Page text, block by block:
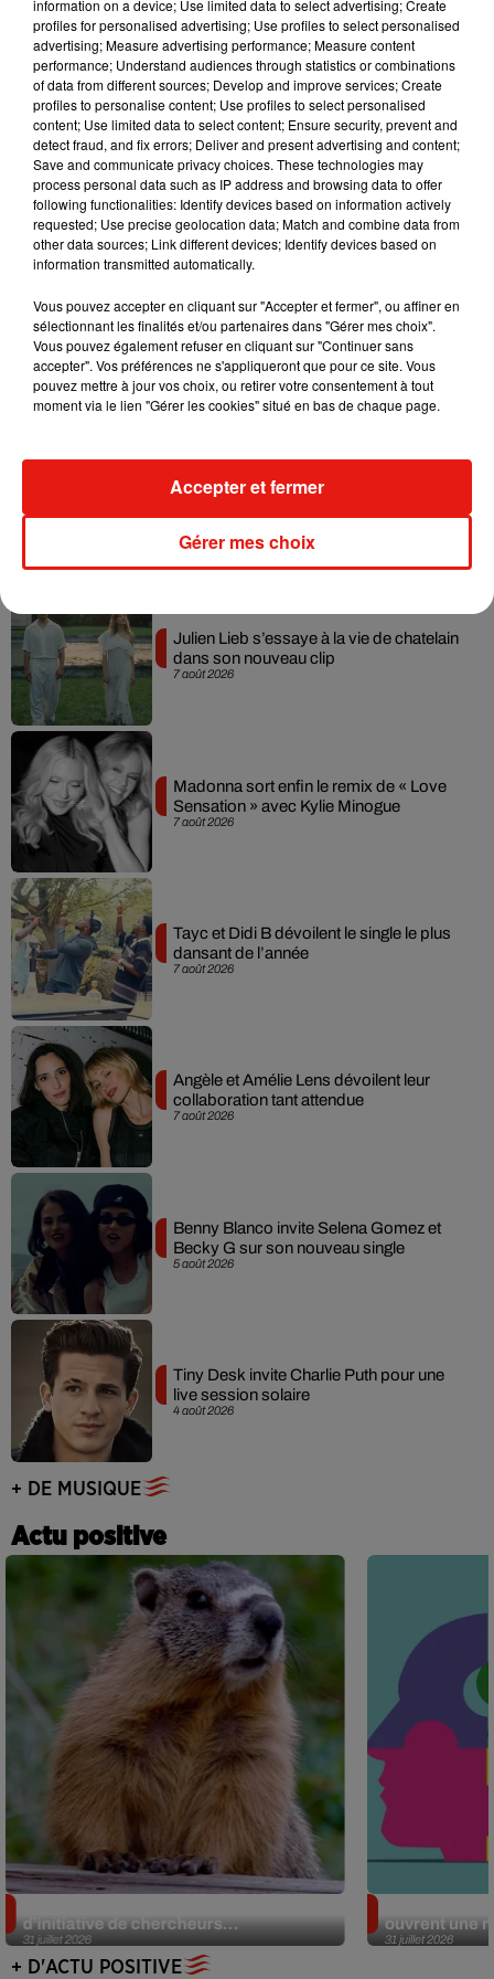
Musique
7 août 2026
Julien Lieb s’essaye à la vie de chatelain
dans son nouveau clip
7 août 2026
Madonna sort enfin le remix de « Love
Sensation » avec Kylie Minogue
7 août 2026
Tayc et Didi B dévoilent le single le plus
dansant de l’année
7 août 2026
Angèle et Amélie Lens dévoilent leur
collaboration tant attendue
5 août 2026
Benny Blanco invite Selena Gomez et
Becky G sur son nouveau single
4 août 2026
Tiny Desk invite Charlie Puth pour une
live session solaire
+ DE MUSIQUE
Actu positive
31 juillet 2026
d’initiative de chercheurs...
31 juillet 2026
ouvrent une
+ D'ACTU POSITIVE
information on a device; Use limited data to select advertising; Create
profiles for personalised advertising; Use profiles to select personalised
advertising; Measure advertising performance; Measure content
performance; Understand audiences through statistics or combinations
of data from different sources; Develop and improve services; Create
profiles to personalise content; Use profiles to select personalised
content; Use limited data to select content; Ensure security, prevent and
detect fraud, and fix errors; Deliver and present advertising and content;
Save and communicate privacy choices. These technologies may
process personal data such as IP address and browsing data to offer
following functionalities: Identify devices based on information actively
requested; Use precise geolocation data; Match and combine data from
other data sources; Link different devices; Identify devices based on
information transmitted automatically.
Vous pouvez accepter en cliquant sur "Accepter et fermer", ou affiner en
sélectionnant les finalités et/ou partenaires dans "Gérer mes choix".
Vous pouvez également refuser en cliquant sur "Continuer sans
accepter". Vos préférences ne s'appliqueront que pour ce site. Vous
pouvez mettre à jour vos choix, ou retirer votre consentement à tout
moment via le lien "Gérer les cookies" situé en bas de chaque page.
Gérer mes choix
Accepter et fermer